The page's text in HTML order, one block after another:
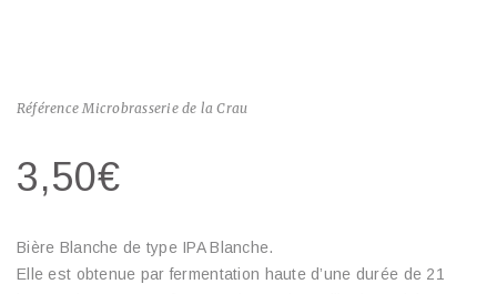
Référence Microbrasserie de la Crau
3,50€
Bière Blanche de type IPA Blanche.
Elle est obtenue par fermentation haute d’une durée de 21